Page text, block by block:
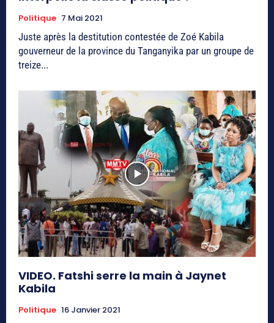
Politique 7 Mai 2021
Juste après la destitution contestée de Zoé Kabila
gouverneur de la province du Tanganyika par un groupe de
treize...
VIDEO. Fatshi serre la main à Jaynet
Kabila
Politique 16 Janvier 2021